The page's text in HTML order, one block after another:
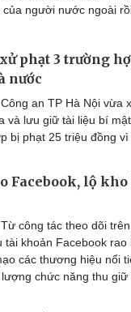
của người nước ngoài
phạt 3 trường
nước
an TP Hà Nội vừa
và lưu giữ tài liệu bí
bị phạt 25 triệu đồng
Facebook, lộ
công tác theo dõi
tài khoản Facebook
các thương hiệu nổi
chức năng thu giữ